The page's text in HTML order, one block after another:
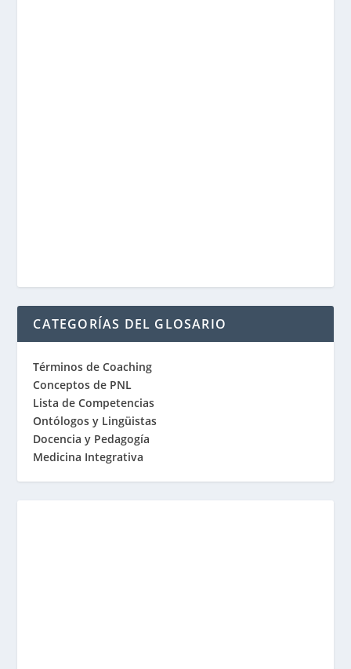
CATEGORÍAS DEL GLOSARIO
Términos de Coaching
Conceptos de PNL
Lista de Competencias
Ontólogos y Lingüistas
Docencia y Pedagogía
Medicina Integrativa